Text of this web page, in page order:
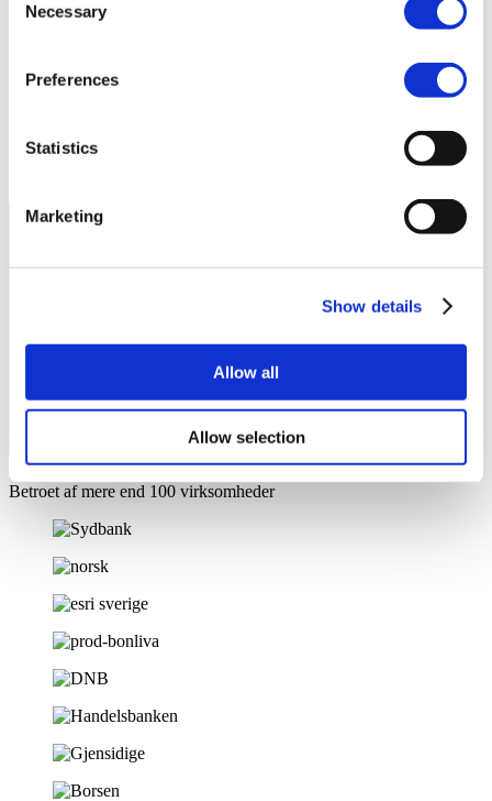
Selection
Necessary
Preferences
Statistics
Marketing
Show details
Allow all
Allow selection
præcise data
Analyse er grundlaget for en stærk videostrategi. Lav videoer - lær -
optimer - gentag!
Betroet af mere end 100 virksomheder